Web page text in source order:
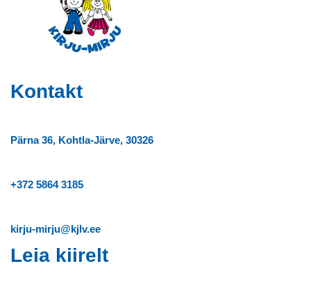
Kontakt
Pärna 36, Kohtla-Järve, 30326
+372 5864 3185
kirju-mirju@kjlv.ee
Leia kiirelt